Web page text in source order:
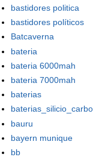
bastidores politica
bastidores políticos
Batcaverna
bateria
bateria 6000mah
bateria 7000mah
baterias
bauru
bayern munique
bb